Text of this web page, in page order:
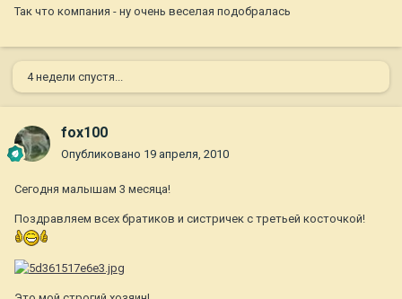
Так что компания - ну очень веселая подобралась
4 недели спустя...
fox100
Опубликовано 19 апреля, 2010
Cегодня малышам 3 месяца!
Поздравляем всех братиков и систричек с третьей косточкой!